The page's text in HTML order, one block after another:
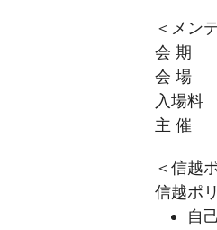
＜メン
会 期
会 場
入場料
主 催
＜信越
信越ポ
自